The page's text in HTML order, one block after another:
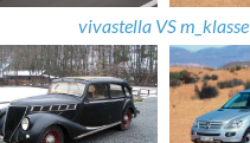
vivastella VS m_klasse